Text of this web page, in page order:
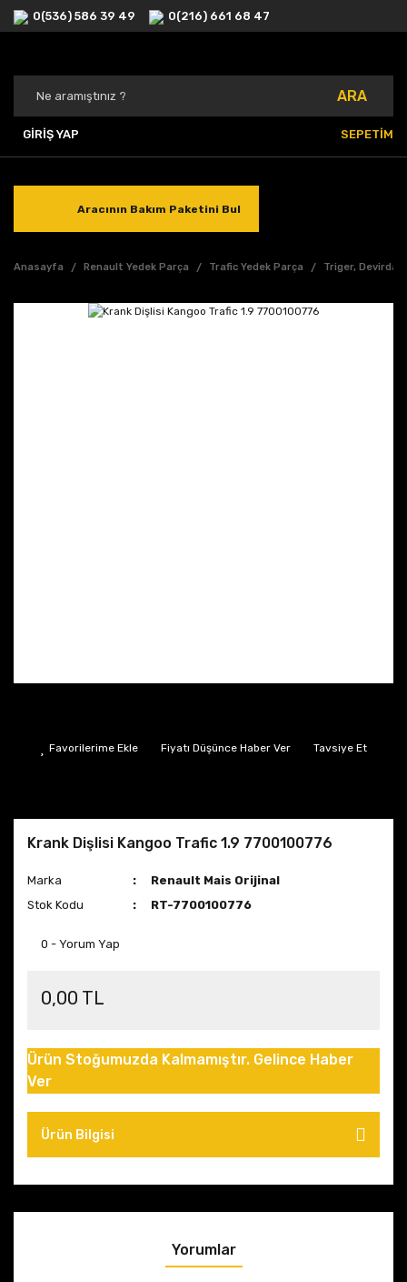
0(536) 586 39 49 0(216) 661 68 47
ARA
GİRİŞ YAP SEPETİM
Aracının Bakım Paketini Bul
Anasayfa Renault Yedek Parça Trafic Yedek Parça Triger,
Fiyatı Düşünce Haber Ver Tavsiye Et
Krank Dişlisi Kangoo Trafic 1.9 7700100776
Marka
Renault Mais Orijinal
Stok Kodu
RT-7700100776
0 - Yorum Yap
0,00 TL
Ürün Stoğumuzda Kalmamıştır. Gelince Haber
Ver
Ürün Bilgisi
Yorumlar